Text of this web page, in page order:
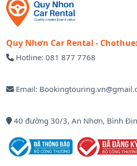
Quy Nhơn Car Rental -
Hotline: 081 877 7768
Email:
40 đường 30/3, An Nhơn, Bình